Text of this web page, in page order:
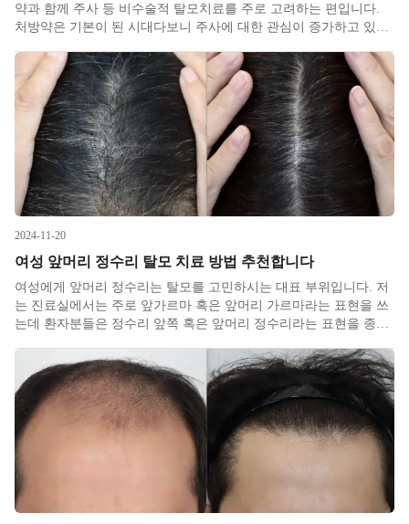
약과 함께 주사 등 비수술적 탈모치료를 주로 고려하는 편입니다.
처방약은 기본이 된 시대다보니 주사에 대한 관심이 증가하고 있습
었는데 약을 드시지 못하는 상황들에서 단독으로 써보니 단독으로
도 유지 및 호
2024-11-20
여성 앞머리 정수리 탈모 치료 방법 추천합니다
여성에게 앞머리 정수리는 탈모를 고민하시는 대표 부위​입니다. 저
는 진료실에서는 주로 앞가르마 혹은 앞머리 가르마라는 표현을 쓰
는데 환자분들은 정수리 앞쪽 혹은 앞머리 정수리라는 표현을 종종
정수리에요 하고 내원하셔도 다들 부위가 조금씩 다릅니다. 크게 보
면 정말